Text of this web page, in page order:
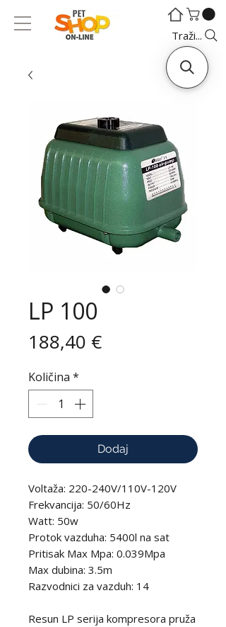
Traži...
LP 100
188,40 €Cijena
Količina *
Dodaj
Voltaža: 220-240V/110V-120V
Frekvancija: 50/60Hz
Watt: 50w
Protok vazduha: 5400l na sat
Pritisak Max Mpa: 0.039Mpa
Max dubina: 3.5m
Razvodnici za vazduh: 14
Resun LP serija kompresora pruža